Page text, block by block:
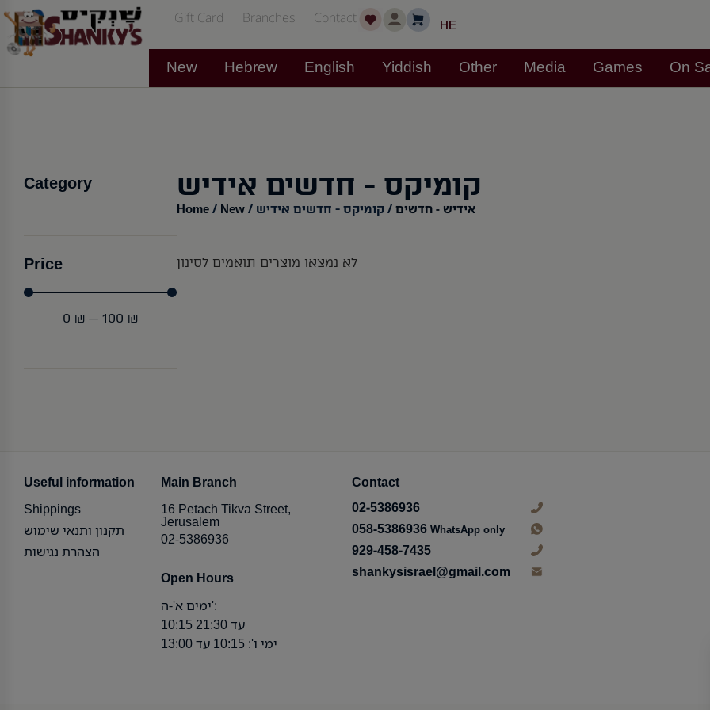
Gift Card Branches Contact HE
New Hebrew English Yiddish Other Media Games On
Category
Price
0 ₪— 100 ₪
קומיקס - חדשים אידיש
Home/ New/ אידיש - חדשים / קומיקס - חדשים אידיש
לא נמצאו מוצרים תואמים לסינון
Useful information
Shippings
תקנון ותנאי שימוש
הצהרת נגישות
Main Branch
16 Petach Tikva Street,
Jerusalem
02-5386936
Open Hours
ימים א'-ה':
10:15 עד 21:30
ימי ו': 10:15 עד 13:00
Contact
02-5386936
058-5386936WhatsApp only
929-458-7435
shankysisrael@gmail.com